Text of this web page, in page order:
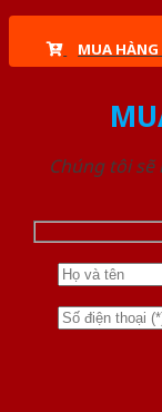
MUA
Chúng tôi